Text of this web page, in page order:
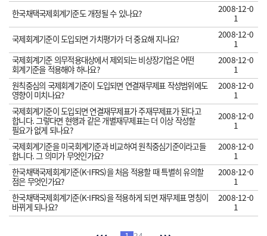
한국채택국제회계기준도 개정될 수 있나요?
2008-12-0
1
국제회계기준이 도입되면 가치평가가 더 중요해 지나요?
2008-12-0
1
국제회계기준 의무적용대상에서 제외되는 비상장기업은 어떤
회계기준을 적용해야 하나요?
2008-12-0
1
원칙중심의 국제회계기준이 도입되면 연결재무제표 작성범위에도
영향이 미치나요?
2008-12-0
1
국제회계기준이 도입되면 연결재무제표가 주재무제표가 된다고
합니다. 그렇다면 현행과 같은 개별재무제표는 더 이상 작성할
필요가 없게 되나요?
2008-12-0
1
국제회계기준을 미국회계기준과 비교하여 원칙중심기준이라고들
합니다. 그 의미가 무엇인가요?
2008-12-0
1
한국채택국제회계기준(K-IFRS)을 처음 적용할 때 특별히 유의할
점은 무엇인가요?
2008-12-0
1
한국채택국제회계기준(K-IFRS)을 적용하게 되면 재무제표 명칭이
바뀌게 되나요?
2008-12-0
1